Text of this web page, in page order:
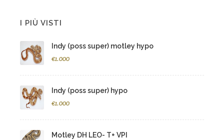
I PIÙ VISTI
Indy (poss super) motley hypo
€1.000
Indy (poss super) hypo
€1.000
Motley DH LEO- T+ VPI